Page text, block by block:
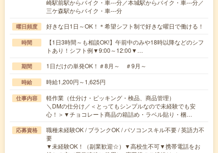
崎駅前駅からバイク・車---分／本城駅からバイク・車---分／
三ケ森駅からバイク・車---分
曜日頻度 好きな日1日～OK！＊希望シフト制で好きな曜日で働ける！
時間
【1日3時間～も相談OK!】午前中のみや18時以降などのシフ
トあり！シフト例▼9:00～12:00▼…
期間 1日だけの単発OK！＃8月～ ＃9月～
時給 時給1,200円～1,625円
仕事内容
軽作業（仕分け・ピッキング・検品、商品管理）
＼DMの仕分け／＜とってもシンプルなので未経験でも安
心！＞▼チョコレート商品の箱詰め・ラベル貼り・梱…
応募資格
職種未経験OK / ブランクOK / パソコンスキル不要 / 英語力不
要
▼未経験OK！（副業歓迎☆）▼高校生不可▼携帯電話をお